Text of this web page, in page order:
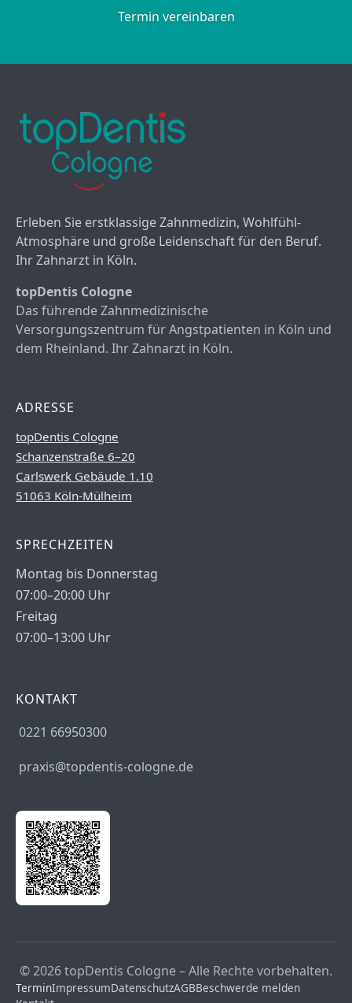
Termin vereinbaren
Erleben Sie erstklassige Zahnmedizin, Wohlfühl-
Atmosphäre und große Leidenschaft für den Beruf.
Ihr Zahnarzt in Köln.
topDentis Cologne
Das führende Zahnmedizinische
Versorgungszentrum für Angstpatienten in Köln und
dem Rheinland. Ihr Zahnarzt in Köln.
ADRESSE
topDentis Cologne
Schanzenstraße 6–20
Carlswerk Gebäude 1.10
51063 Köln-Mülheim
SPRECHZEITEN
Montag bis Donnerstag
07:00–20:00 Uhr
Freitag
07:00–13:00 Uhr
KONTAKT
0221 66950300
praxis@topdentis-cologne.de
© 2026 topDentis Cologne – Alle Rechte vorbehalten.
TerminImpressumDatenschutzAGBBeschwerde melden